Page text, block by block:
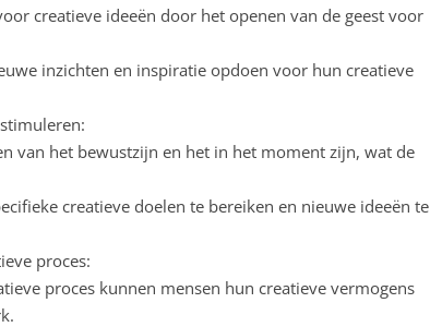
creatieve ideeën door het openen van de geest voor
inzichten en inspiratie opdoen voor hun creatieve
van het bewustzijn en het in het moment zijn, wat de
creatieve doelen te bereiken en nieuwe ideeën te
proces:
proces kunnen mensen hun creatieve vermogens